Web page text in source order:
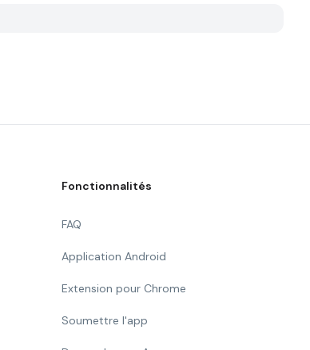
Fonctionnalités
FAQ
Application Android
Extension pour Chrome
Soumettre l'app